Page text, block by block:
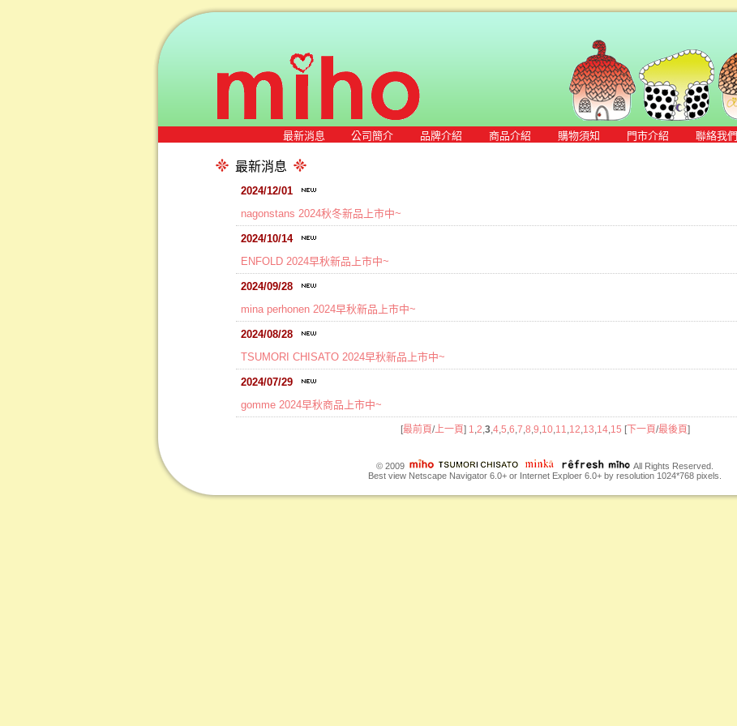
最新消息 公司簡介 品牌介紹 商品介紹 購物須知 門市介紹 聯絡我們
最新消息
2024/12/01
nagonstans 2024秋冬新品上市中~
2024/10/14
ENFOLD 2024早秋新品上市中~
2024/09/28
mina perhonen 2024早秋新品上市中~
2024/08/28
TSUMORI CHISATO 2024早秋新品上市中~
2024/07/29
gomme 2024早秋商品上市中~
[最前頁/上一頁] 1 2 3, 4, 5 6 7 8 9 10, 11 12 13 14, 15 [下一頁/最後頁]
© 2009
All Rights Reserved.
Best view Netscape Navigator 6.0+ or Internet Exploer 6.0+ by resolution 1024*768 pixels.